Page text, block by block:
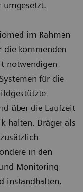
umgesetzt.
im Rahmen
die kommenden
notwendigen
für die
über die Laufzeit
halten. Dräger als
in den
Monitoring
instandhalten.